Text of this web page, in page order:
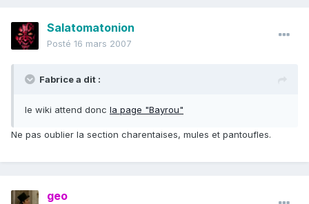
Salatomatonion
Posté 16 mars 2007
Fabrice a dit :
le wiki attend donc la page "Bayrou"
Ne pas oublier la section charentaises, mules et pantoufles.
geo